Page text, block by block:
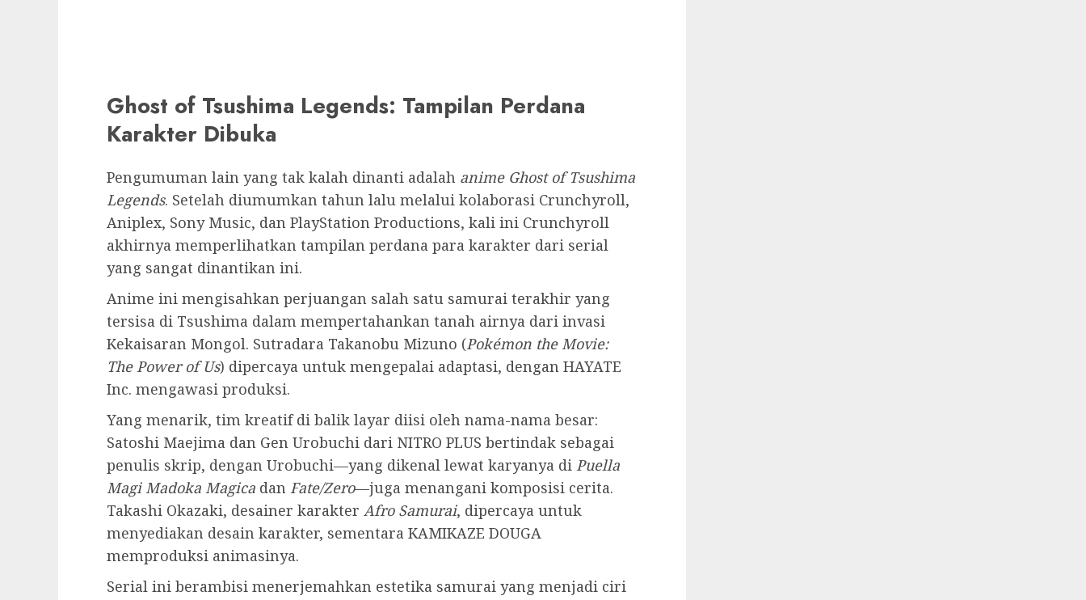
Ghost of Tsushima Legends: Tampilan Perdana
Karakter Dibuka
Pengumuman lain yang tak kalah dinanti adalah anime Ghost of Tsushima
Legends. Setelah diumumkan tahun lalu melalui kolaborasi Crunchyroll,
Aniplex, Sony Music, dan PlayStation Productions, kali ini Crunchyroll
akhirnya memperlihatkan tampilan perdana para karakter dari serial
yang sangat dinantikan ini.
Anime ini mengisahkan perjuangan salah satu samurai terakhir yang
tersisa di Tsushima dalam mempertahankan tanah airnya dari invasi
Kekaisaran Mongol. Sutradara Takanobu Mizuno (Pokémon the Movie:
The Power of Us) dipercaya untuk mengepalai adaptasi, dengan HAYATE
Inc. mengawasi produksi.
Yang menarik, tim kreatif di balik layar diisi oleh nama-nama besar:
Satoshi Maejima dan Gen Urobuchi dari NITRO PLUS bertindak sebagai
penulis skrip, dengan Urobuchi—yang dikenal lewat karyanya di Puella
Magi Madoka Magica dan Fate/Zero—juga menangani komposisi cerita.
Takashi Okazaki, desainer karakter Afro Samurai, dipercaya untuk
menyediakan desain karakter, sementara KAMIKAZE DOUGA
memproduksi animasinya.
Serial ini berambisi menerjemahkan estetika samurai yang menjadi ciri